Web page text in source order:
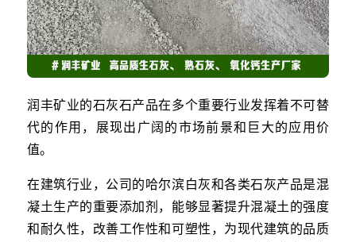
润丰矿业的石灰石产品在多个重要行业发挥着不可替
代的作用，展现出广阔的市场前景和巨大的应用价
值。
在建筑行业，公司的哈尔滨白灰和各类石灰产品是混
凝土生产的重要添加剂，能够显著提升混凝土的强度
和耐久性，改善工作性和可塑性，为现代建筑的品质